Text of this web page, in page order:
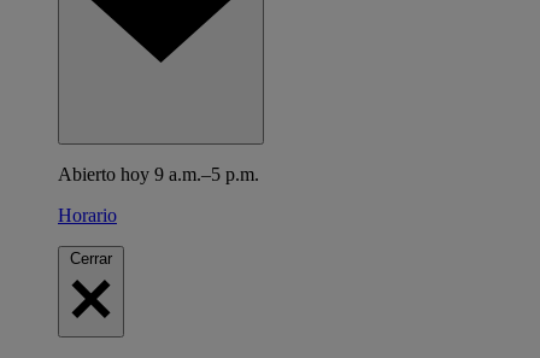
Abierto hoy 9 a.m.–5 p.m.
Horario
Cerrar